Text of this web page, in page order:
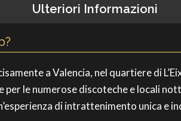
Ulteriori Informazioni
a Valencia, nel quartiere di
le numerose discoteche e locali
di intrattenimento unica e